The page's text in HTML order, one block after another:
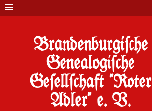
Brandenburgi#che
Genealogi#che
Ge#ell#chaft "Roter
Adler" e. V.